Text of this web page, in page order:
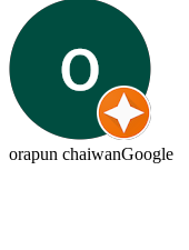
orapun chaiwanGoogle